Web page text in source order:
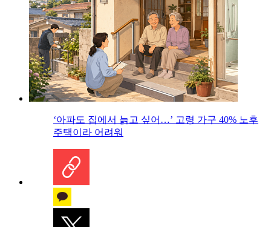
‘아파도 집에서 늙고 싶어…’ 고령 가구 40% 노후
주택이라 어려워